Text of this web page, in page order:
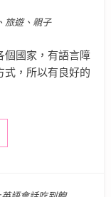
on
旅遊、親子
個國家，有語言障
式，所以有良好的
線上英語會話